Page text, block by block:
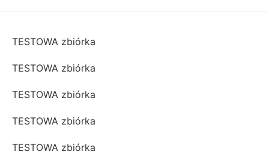
TESTOWA zbiórka
TESTOWA zbiórka
TESTOWA zbiórka
TESTOWA zbiórka
TESTOWA zbiórka